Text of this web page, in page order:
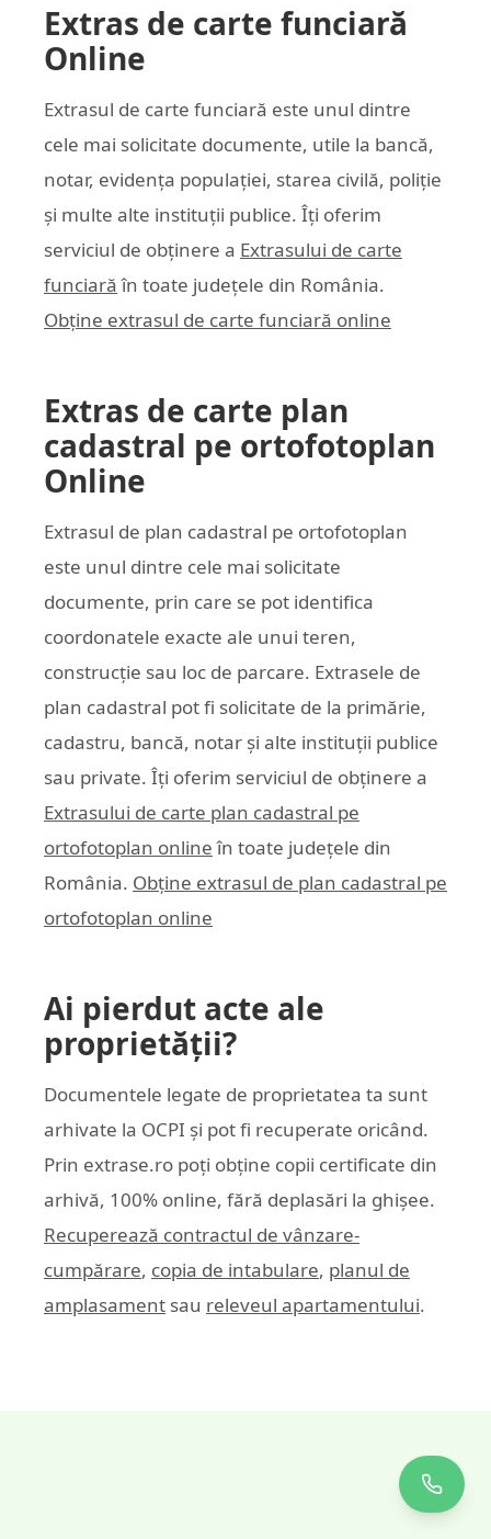
Extras de carte funciară
Online
Extrasul de carte funciară este unul dintre
cele mai solicitate documente, utile la bancă,
notar, evidența populației, starea civilă, poliție
și multe alte instituții publice. Îți oferim
serviciul de obținere a Extrasului de carte
funciară în toate județele din România.
Obține extrasul de carte funciară online
Extras de carte plan
cadastral pe ortofotoplan
Online
Extrasul de plan cadastral pe ortofotoplan
este unul dintre cele mai solicitate
documente, prin care se pot identifica
coordonatele exacte ale unui teren,
construcție sau loc de parcare. Extrasele de
plan cadastral pot fi solicitate de la primărie,
cadastru, bancă, notar și alte instituții publice
sau private. Îți oferim serviciul de obținere a
Extrasului de carte plan cadastral pe
ortofotoplan online în toate județele din
România. Obține extrasul de plan cadastral pe
ortofotoplan online
Ai pierdut acte ale
proprietății?
Documentele legate de proprietatea ta sunt
arhivate la OCPI și pot fi recuperate oricând.
Prin extrase.ro poți obține copii certificate din
arhivă, 100% online, fără deplasări la ghișee.
Recuperează contractul de vânzare-
cumpărare, copia de intabulare, planul de
amplasament sau releveul apartamentului.